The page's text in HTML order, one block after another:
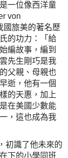
一位像西洋童
von
國旅美的著名歷
的功力：「給
編故事，編到
先生剛巧是我
父親、母親也
逝，他有一個
的天惠，加上
在美國少數能
，這也成為我
識了他未來的
下的小學同班